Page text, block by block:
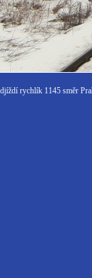
rychlík 1145 směr